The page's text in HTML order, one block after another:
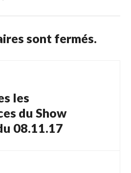
sont fermés.
les
du Show
08.11.17